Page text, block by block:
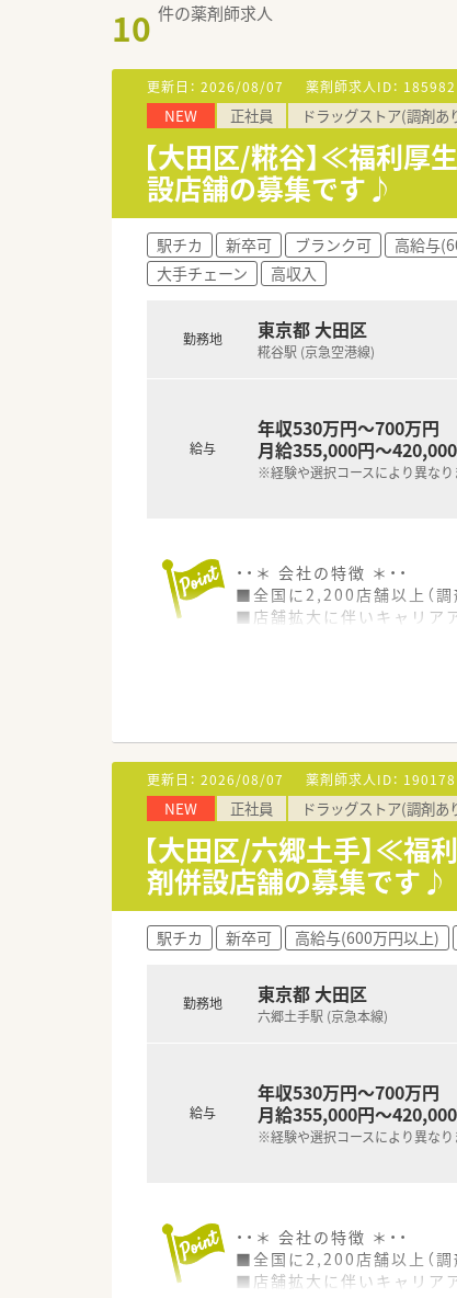
10 件の薬剤師求人
更新日： 2026/08/07 薬剤師求人ID： 185982
NEW 正社員 ドラッグストア(調剤あ
【大田区/糀谷】≪福利
設店舗の募集です♪
駅チカ 新卒可 ブランク可 高給与
大手チェーン
高収入
勤務地 東京都 大田区
糀谷駅 (京急空港線)
給与
年収530万円～700万円
月給355,000円～
※経験や選択コースにより異なり
・・＊ 会社の特徴 ＊・・
■全国に2,200店舗以上（調
■店舗拡大に伴いキャリア
■職種や職域に合わせ、豊
■薬剤師が中心の会社だか
■店舗拡大に伴い、エリア
■在宅や教育等の専門性を
■その他にも、管理部門や
■在宅実施店舗は年々増加
■育児休暇は3歳まで取得が
■年間休日が120日とワー
■日用品から常備薬まで、
更新日： 2026/08/07 薬剤師求人ID： 190178
NEW 正社員 ドラッグストア(調剤あ
【大田区/六郷土手】≪
剤併設店舗の募集です♪
駅チカ 新卒可 高給与(600万円以上)
勤務地 東京都 大田区
六郷土手駅 (京急本線)
給与
年収530万円～700万円
月給355,000円～
※経験や選択コースにより異なり
・・＊ 会社の特徴 ＊・・
■全国に2,200店舗以上（調
■店舗拡大に伴いキャリア